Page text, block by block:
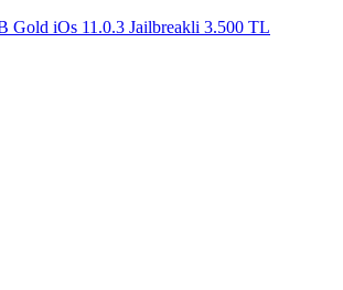
Gold iOs 11.0.3 Jailbreakli 3.500 TL